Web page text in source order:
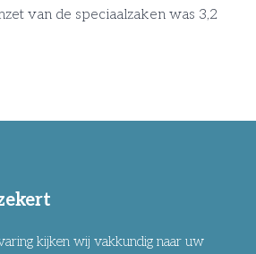
van de speciaalzaken was 3,2
kijken wij vakkundig naar uw